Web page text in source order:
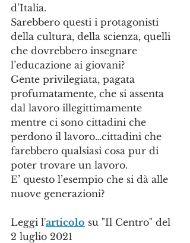
d’Italia.
Sarebbero questi i protagonisti
della cultura, della scienza, quelli
che dovrebbero insegnare
l’educazione ai giovani?
Gente privilegiata, pagata
profumatamente, che si assenta
dal lavoro illegittimamente
mentre ci sono cittadini che
perdono il lavoro…cittadini che
farebbero qualsiasi cosa pur di
poter trovare un lavoro.
E’ questo l’esempio che si dà alle
nuove generazioni?
Leggi l'articolo su "Il Centro" del
2 luglio 2021